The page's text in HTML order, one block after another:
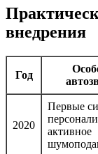
внедрения
Год
2020
Первые
активное